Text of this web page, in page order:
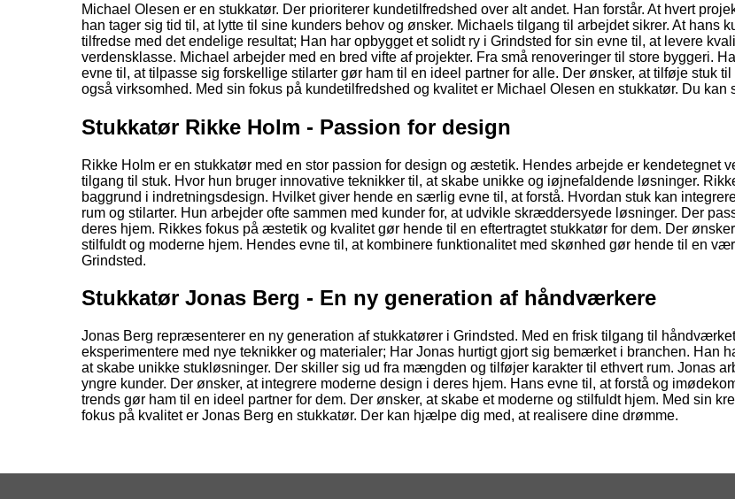
Michael Olesen er en stukkatør. Der prioriterer kundetilfredshed over alt andet. Han forstår. At hvert
han tager sig tid til, at lytte til sine kunders behov og ønsker. Michaels tilgang til arbejdet sikrer. At hans
tilfredse med det endelige resultat; Han har opbygget et solidt ry i Grindsted for sin evne til, at levere
verdensklasse. Michael arbejder med en bred vifte af projekter. Fra små renoveringer til store byggeri.
evne til, at tilpasse sig forskellige stilarter gør ham til en ideel partner for alle. Der ønsker, at tilføje stuk
også virksomhed. Med sin fokus på kundetilfredshed og kvalitet er Michael Olesen en stukkatør. Du kan
Stukkatør Rikke Holm - Passion for design
Rikke Holm er en stukkatør med en stor passion for design og æstetik. Hendes arbejde er kendetegnet
tilgang til stuk. Hvor hun bruger innovative teknikker til, at skabe unikke og iøjnefaldende løsninger.
baggrund i indretningsdesign. Hvilket giver hende en særlig evne til, at forstå. Hvordan stuk kan
rum og stilarter. Hun arbejder ofte sammen med kunder for, at udvikle skræddersyede løsninger. Der
deres hjem. Rikkes fokus på æstetik og kvalitet gør hende til en eftertragtet stukkatør for dem. Der
stilfuldt og moderne hjem. Hendes evne til, at kombinere funktionalitet med skønhed gør hende til en
Grindsted.
Stukkatør Jonas Berg - En ny generation af håndværkere
Jonas Berg repræsenterer en ny generation af stukkatører i Grindsted. Med en frisk tilgang til
eksperimentere med nye teknikker og materialer; Har Jonas hurtigt gjort sig bemærket i branchen. Han
at skabe unikke stukløsninger. Der skiller sig ud fra mængden og tilføjer karakter til ethvert rum. Jonas
yngre kunder. Der ønsker, at integrere moderne design i deres hjem. Hans evne til, at forstå og
trends gør ham til en ideel partner for dem. Der ønsker, at skabe et moderne og stilfuldt hjem. Med sin
fokus på kvalitet er Jonas Berg en stukkatør. Der kan hjælpe dig med, at realisere dine drømme.